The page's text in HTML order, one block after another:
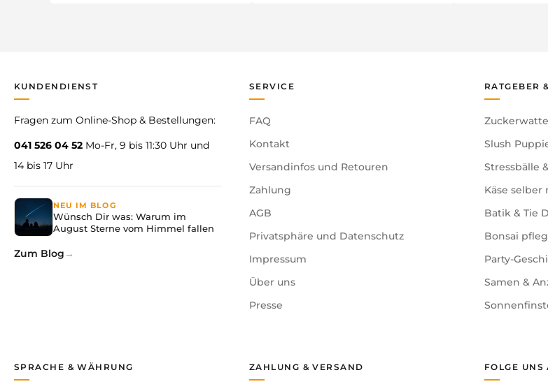
KUNDENDIENST
Fragen zum Online-Shop & Bestellungen:
041 526 04 52 Mo-Fr, 9 bis 11:30 Uhr und
14 bis 17 Uhr
NEU IM BLOG
Wünsch Dir was: Warum im
August Sterne vom Himmel fallen
Zum Blog
SERVICE
FAQ
Kontakt
Versandinfos und Retouren
Zahlung
AGB
Privatsphäre und Datenschutz
Impressum
Über uns
Presse
RATGEBER
Zuckerwatte
Slush
Stressbälle
Käse selber
Batik & Tie
Bonsai
Party-
Samen &
ZAHLUNG & VERSAND
SPRACHE & WÄHRUNG FOLGE UNS